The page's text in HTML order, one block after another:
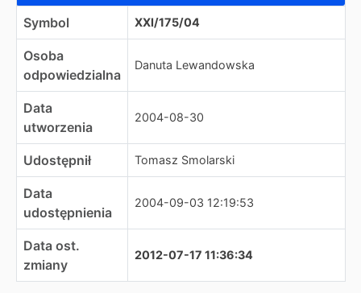
Symbol XXI/175/04
Osoba
odpowiedzialna
Danuta Lewandowska
Data
utworzenia
2004-08-30
Udostępnił Tomasz Smolarski
Data
udostępnienia
2004-09-03 12:19:53
Data ost.
zmiany
2012-07-17 11:36:34